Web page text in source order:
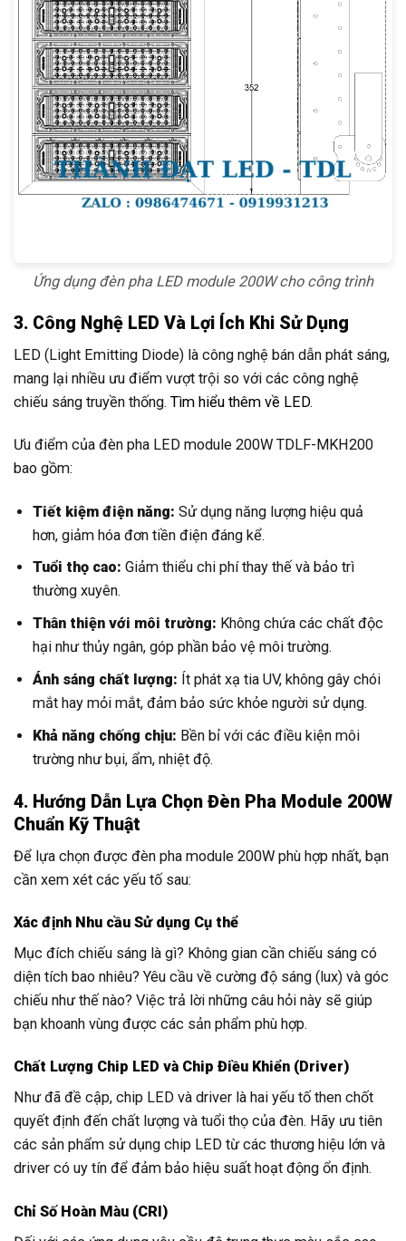
Ứng dụng đèn pha LED module 200W cho công trình
3. Công Nghệ LED Và Lợi Ích Khi Sử Dụng
LED (Light Emitting Diode) là công nghệ bán dẫn phát sáng,
mang lại nhiều ưu điểm vượt trội so với các công nghệ
chiếu sáng truyền thống. Tìm hiểu thêm về LED.
Ưu điểm của đèn pha LED module 200W TDLF-MKH200
bao gồm:
Tiết kiệm điện năng: Sử dụng năng lượng hiệu quả
hơn, giảm hóa đơn tiền điện đáng kể.
Tuổi thọ cao: Giảm thiểu chi phí thay thế và bảo trì
thường xuyên.
Thân thiện với môi trường: Không chứa các chất độc
hại như thủy ngân, góp phần bảo vệ môi trường.
Ánh sáng chất lượng: Ít phát xạ tia UV, không gây chói
mắt hay mỏi mắt, đảm bảo sức khỏe người sử dụng.
Khả năng chống chịu: Bền bỉ với các điều kiện môi
trường như bụi, ẩm, nhiệt độ.
4. Hướng Dẫn Lựa Chọn Đèn Pha Module 200W
Chuẩn Kỹ Thuật
Để lựa chọn được đèn pha module 200W phù hợp nhất, bạn
cần xem xét các yếu tố sau:
Xác định Nhu cầu Sử dụng Cụ thể
Mục đích chiếu sáng là gì? Không gian cần chiếu sáng có
diện tích bao nhiêu? Yêu cầu về cường độ sáng (lux) và góc
chiếu như thế nào? Việc trả lời những câu hỏi này sẽ giúp
bạn khoanh vùng được các sản phẩm phù hợp.
Chất Lượng Chip LED và Chip Điều Khiển (Driver)
Như đã đề cập, chip LED và driver là hai yếu tố then chốt
quyết định đến chất lượng và tuổi thọ của đèn. Hãy ưu tiên
các sản phẩm sử dụng chip LED từ các thương hiệu lớn và
driver có uy tín để đảm bảo hiệu suất hoạt động ổn định.
Chỉ Số Hoàn Màu (CRI)